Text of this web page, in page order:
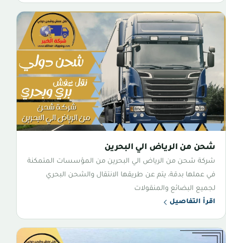
شحن من الرياض الي البحرين
شركة شحن من الرياض الي البحرين من المؤسسات المتمكنة
في عملها بدقة، يتم عن طريقها الانتقال والشحن البحري
لجميع البضائع والمنقولات
اقرأ التفاصيل